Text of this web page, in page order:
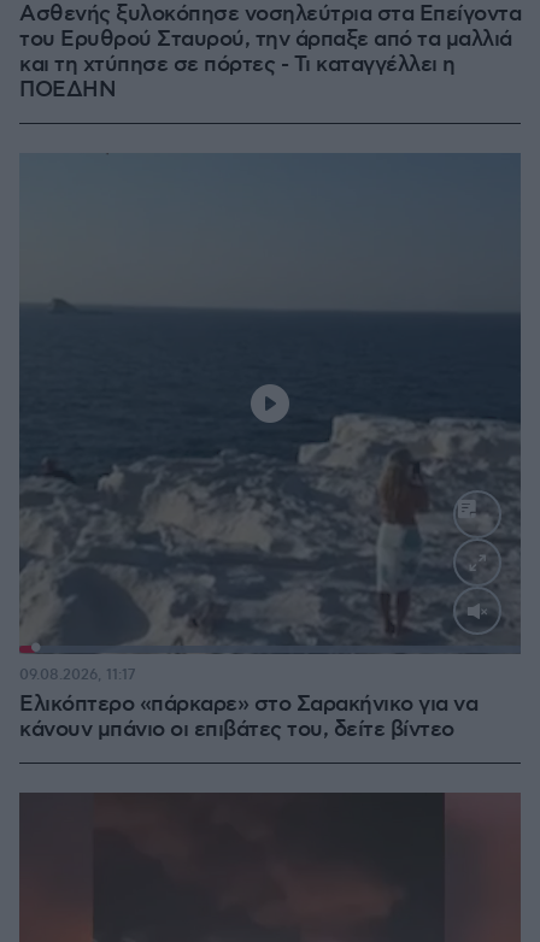
Ασθενής ξυλοκόπησε νοσηλεύτρια στα Επείγοντα
του Ερυθρού Σταυρού, την άρπαξε από τα μαλλιά
και τη χτύπησε σε πόρτες - Τι καταγγέλλει η
ΠΟΕΔΗΝ
Loaded:
Ελικόπτερο «πάρκαρε» στο Σαρακήνικο για να
κάνουν μπάνιο οι επιβάτες του, δείτε βίντεο
09.08.2026, 11:17